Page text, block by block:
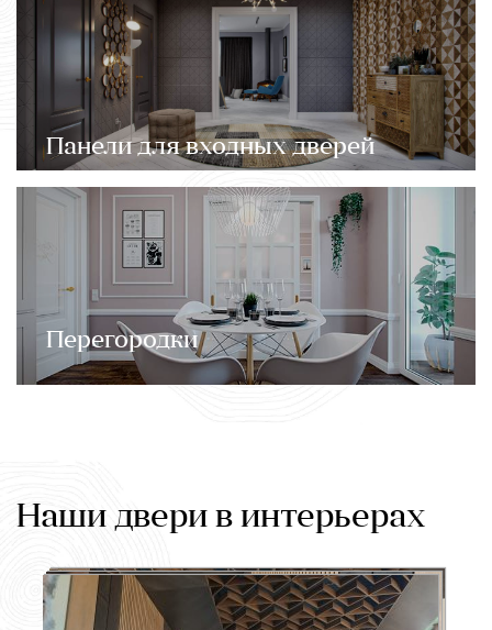
Панели для входных дверей
Перегородки
Наши двери в интерьерах